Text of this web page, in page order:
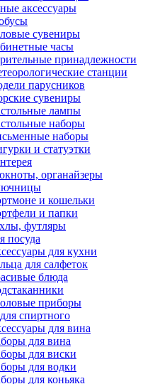
аксессуары
сувениры
часы
принадлежности
станции
парусников
сувениры
лампы
наборы
наборы
и статуэтки
органайзеры
и кошельки
и папки
футляры
посуда
для кухни
для салфеток
блюда
приборы
спиртного
для вина
для вина
для виски
для водки
для коньяка